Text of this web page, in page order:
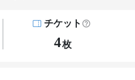
チケット
4枚